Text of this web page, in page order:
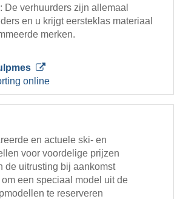
De verhuurders zijn allemaal
en u krijgt eersteklas materiaal
merken.
online
en actuele ski- en
voor voordelige prijzen
de uitrusting bij aankomst
een speciaal model uit de
te reserveren